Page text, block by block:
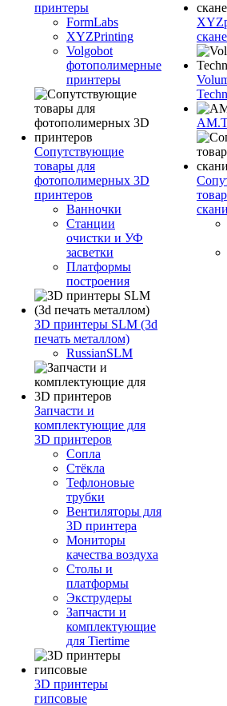
принтеры
FormLabs
XYZPrinting
Volgobot
фотополимерные
принтеры
Сопутствующие
товары для
фотополимерных 3D
принтеров
Ванночки
Станции
очистки и УФ
засветки
Платформы
построения
3D принтеры SLM (3d
печать металлом)
RussianSLM
Запчасти и
комплектующие для
3D принтеров
Сопла
Cтёкла
Тефлоновые
трубки
Вентиляторы для
3D принтера
Мониторы
качества воздуха
Столы и
платформы
Экструдеры
Запчасти и
комплектующие
для Tiertime
3D принтеры
гипсовые